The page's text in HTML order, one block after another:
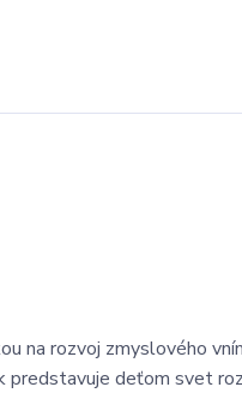
na rozvoj zmyslového
predstavuje deťom svet